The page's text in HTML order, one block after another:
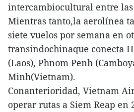
intercambiocultural entre las
Mientras tanto,la aerolínea
siete vuelos por semana en
transindochinaque conecta
(Laos), Phnom Penh
Minh(Vietnam).
Conanterioridad, Vietnam
operar rutas a Siem Reap en